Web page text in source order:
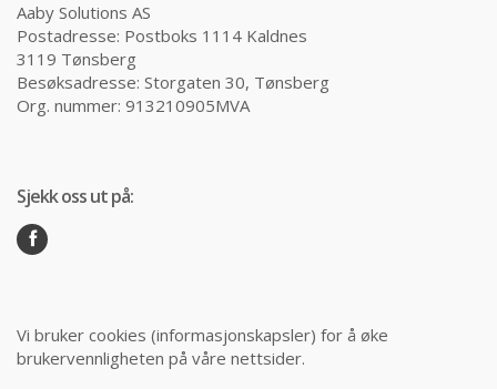
Aaby Solutions AS
Postadresse: Postboks 1114 Kaldnes
3119 Tønsberg
Besøksadresse: Storgaten 30, Tønsberg
Org. nummer: 913210905MVA
Sjekk oss ut på:
Vi bruker cookies (informasjonskapsler) for å øke
brukervennligheten på våre nettsider.